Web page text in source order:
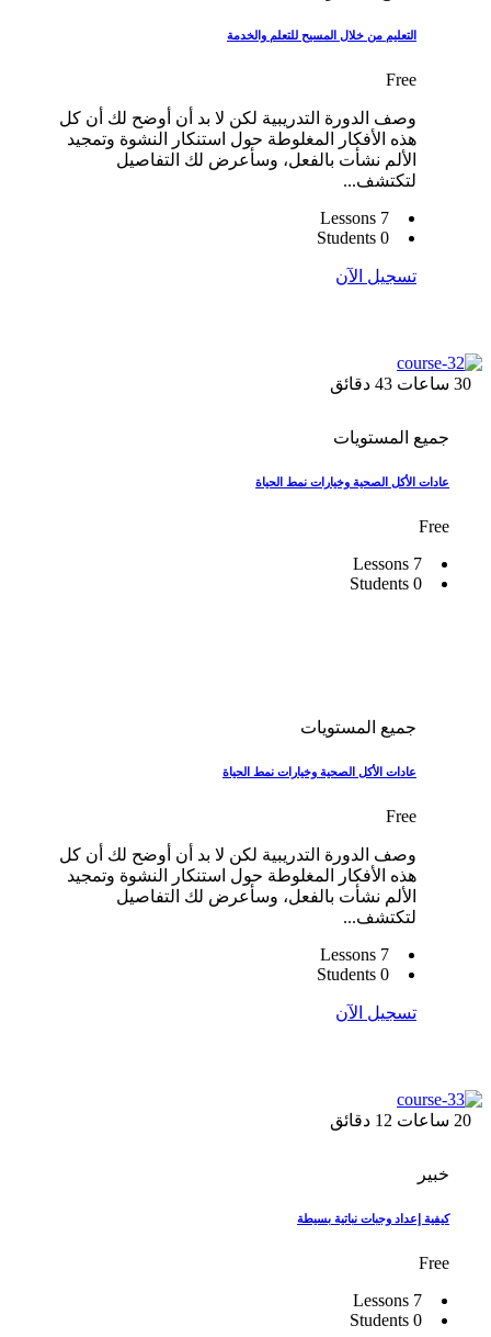
التعليم من خلال المسيح للتعلم والخدمة
Free
وصف الدورة التدريبية لكن لا بد أن أوضح لك أن كل
هذه الأفكار المغلوطة حول استنكار النشوة وتمجيد
الألم نشأت بالفعل، وسأعرض لك التفاصيل
لتكتشف...
7 Lessons
0 Students
تسجيل الآن
ساعات دقائق
جميع المستويات
عادات الأكل الصحية وخيارات نمط الحياة
Free
7 Lessons
0 Students
جميع المستويات
عادات الأكل الصحية وخيارات نمط الحياة
Free
وصف الدورة التدريبية لكن لا بد أن أوضح لك أن كل
هذه الأفكار المغلوطة حول استنكار النشوة وتمجيد
الألم نشأت بالفعل، وسأعرض لك التفاصيل
لتكتشف...
7 Lessons
0 Students
تسجيل الآن
ساعات دقائق
خبير
كيفية إعداد وجبات نباتية بسيطة
Free
7 Lessons
0 Students